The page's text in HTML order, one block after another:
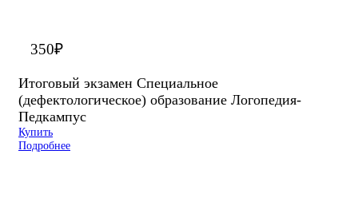
350₽
Итоговый экзамен Специальное
(дефектологическое) образование Логопедия-
Педкампус
Купить
Подробнее